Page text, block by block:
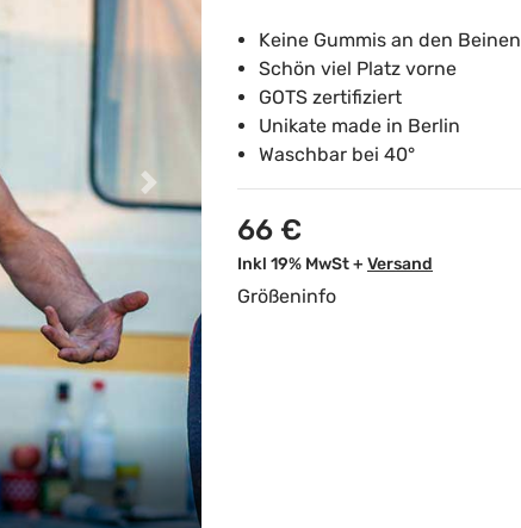
Keine Gummis an den Beinen
Schön viel Platz vorne
GOTS zertifiziert
Unikate made in Berlin
Waschbar bei 40°
66 €
Inkl 19% MwSt + Versand
Größeninfo